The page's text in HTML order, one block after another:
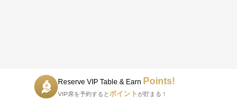
Reserve VIP Table & Earn Points!
VIP席を予約すると ポイント が貯まる！